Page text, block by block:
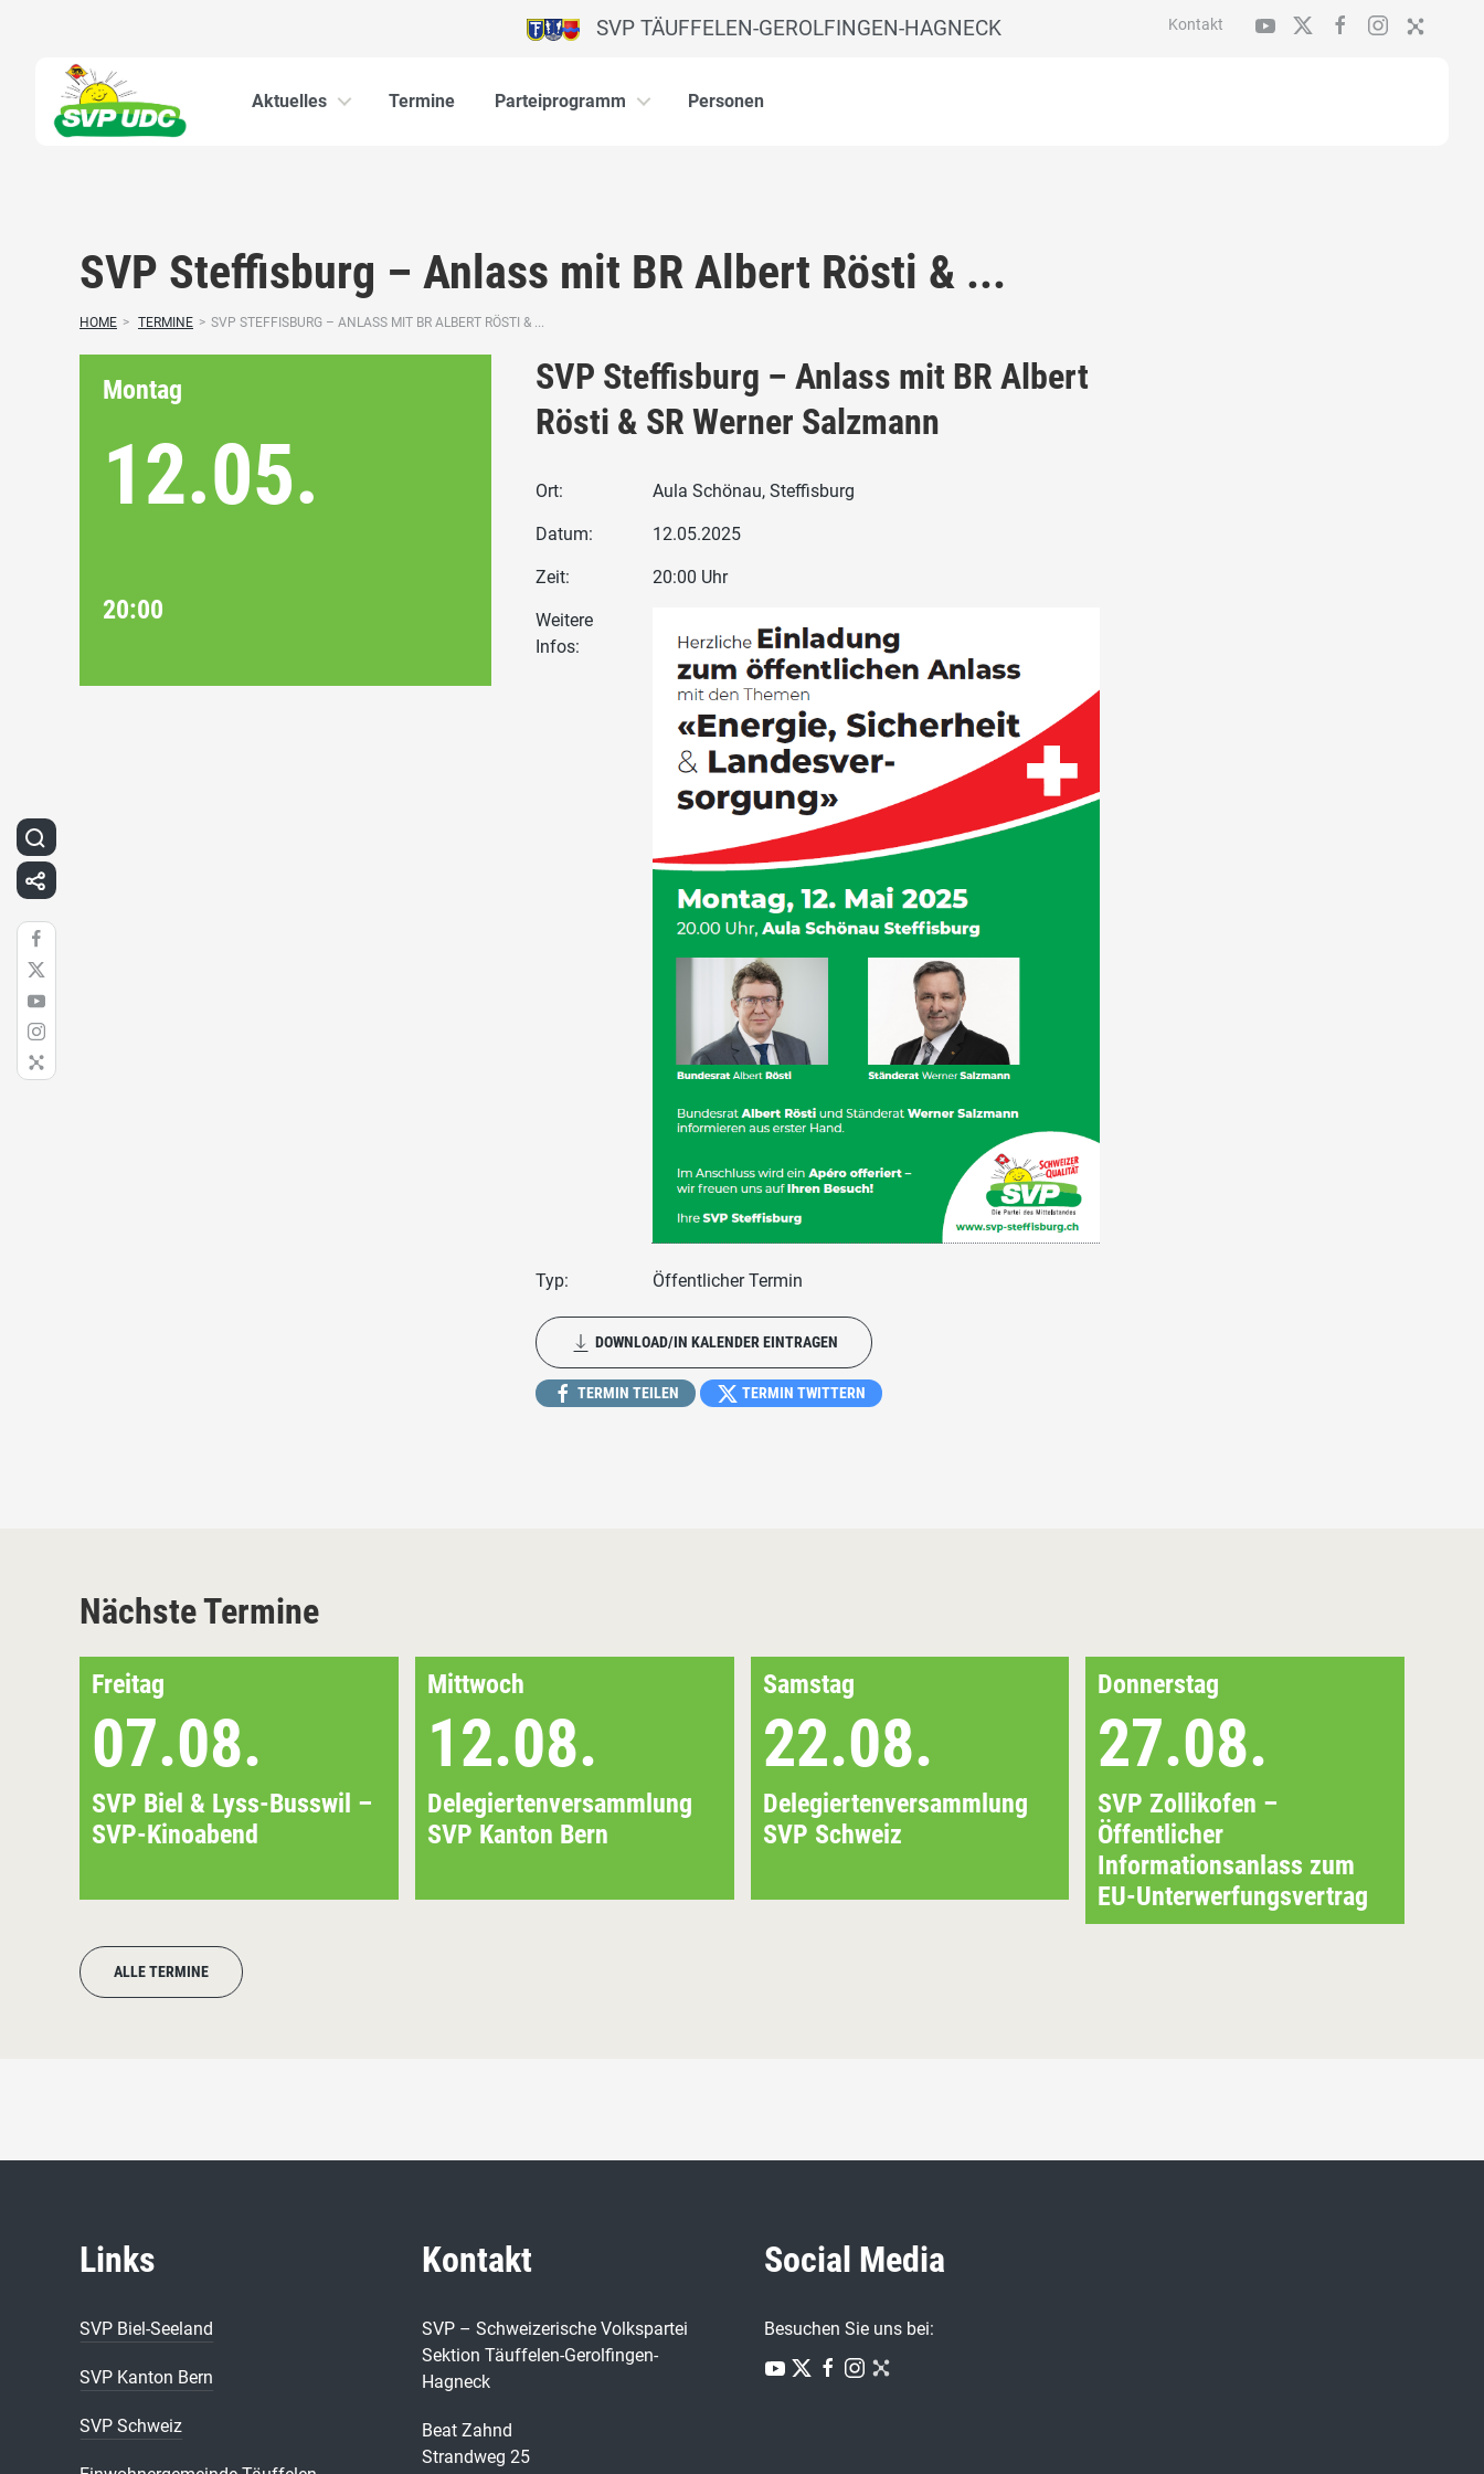
Kontakt
SVP TÄUFFELEN-GEROLFINGEN-HAGNECK
Aktuelles Termine Parteiprogramm Personen
SVP Steffisburg – Anlass mit BR Albert Rösti & ...
HOME > TERMINE > SVP STEFFISBURG – ANLASS MIT BR ALBERT RÖSTI & ...
Montag
12.05.
20:00
SVP Steffisburg – Anlass mit BR Albert
Rösti & SR Werner Salzmann
Ort: Aula Schönau, Steffisburg
Datum: 12.05.2025
Zeit: 20:00 Uhr
Weitere
Infos:
Typ: Öffentlicher Termin
DOWNLOAD/IN KALENDER EINTRAGEN
TERMIN TEILEN TERMIN TWITTERN
Nächste Termine
Freitag
07.08.
SVP Biel & Lyss-Busswil –
SVP-Kinoabend
Mittwoch
12.08.
Delegiertenversammlung
SVP Kanton Bern
Samstag
22.08.
Delegiertenversammlung
SVP Schweiz
Donnerstag
27.08.
SVP Zollikofen –
Öffentlicher
Informationsanlass zum
EU-Unterwerfungsvertrag
ALLE TERMINE
Links
SVP Biel-Seeland
SVP Kanton Bern
SVP Schweiz
Kontakt
SVP – Schweizerische Volkspartei
Sektion Täuffelen-Gerolfingen-
Hagneck
Beat Zahnd
Strandweg 25
Social Media
Besuchen Sie uns bei: